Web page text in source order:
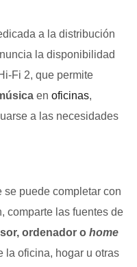
a la distribución
la disponibilidad
Fi 2, que permite
en oficinas,
a las necesidades
puede completar con
comparte las fuentes de
ordenador o home
la oficina, hogar u otras